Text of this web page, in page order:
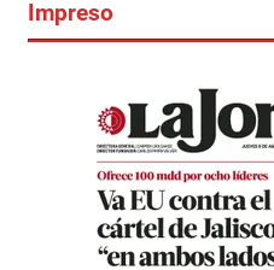
Impreso